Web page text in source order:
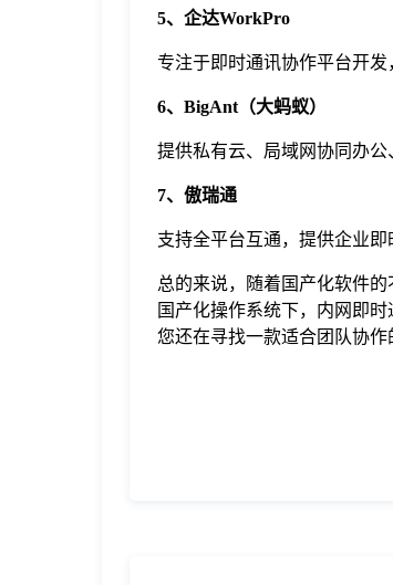
5、企达WorkPro
专注于即时通讯协作平台开发
6、BigAnt（大蚂蚁）
提供私有云、局域网协同办公
7、傲瑞通
支持全平台互通，提供企业即
总的来说，随着国产化软件
国产化操作系统下，内网即
您还在寻找一款适合团队协作